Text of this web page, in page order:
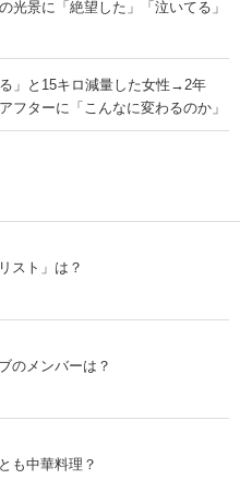
光景に「絶望した」「泣いてる」
る」と15キロ減量した女性→2年
フターに「こんなに変わるのか」
スト」は？
のメンバーは？
も中華料理？